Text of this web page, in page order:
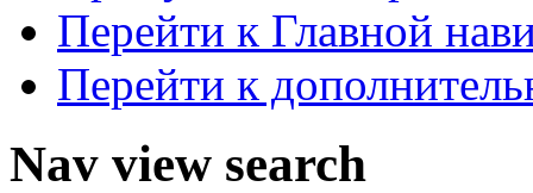
Перейти к Главной
Перейти к
Nav view search